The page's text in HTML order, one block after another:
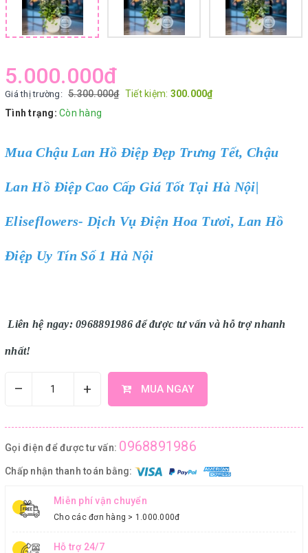
5.000.000₫
Giá thị trường: 5.300.000₫ Tiết kiệm: 300.000₫
Tình trạng: Còn hàng
Mua Chậu Lan Hồ Điệp Đẹp Trưng Tết, Chậu
Lan Hồ Điệp Cao Cấp Giá Tốt Tại Hà Nội|
Eliseflowers- Dịch Vụ Điện Hoa Tươi, Lan Hồ
Điệp Uy Tín Số 1 Hà Nội
Liên hệ ngay: 0968891986 để được tư vấn và hỗ trợ nhanh
nhất!
– + MUA NGAY
Gọi điện để được tư vấn: 0968891986
Chấp nhận thanh toán bằng:
Miễn phí vận chuyển
Cho các đơn hàng > 1.000.000đ
Hỗ trợ 24/7